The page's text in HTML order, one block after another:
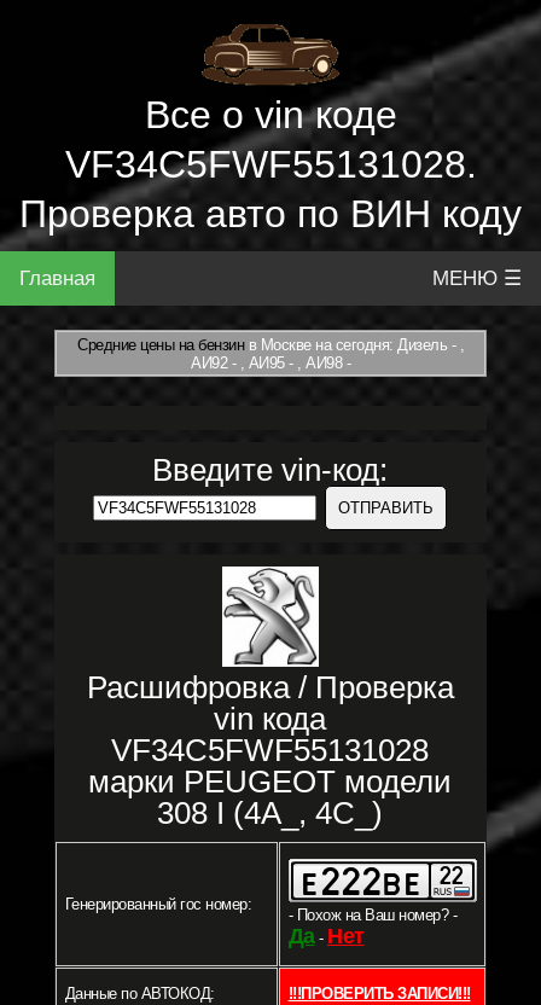
Все о vin коде
VF34C5FWF55131028.
Проверка авто по ВИН коду
Главная МЕНЮ ☰
Средние цены на бензинв Москве на сегодня: Дизель - ,
АИ92 - , АИ95 - , АИ98 -
Введите vin-код:
Расшифровка / Проверка
vin кода
VF34C5FWF55131028
марки PEUGEOT модели
308 I (4A_, 4C_)
Генерированный гос номер:
- Похож на Ваш номер? -
Да- Нет
Данные по АВТОКОД: !!!ПРОВЕРИТЬ ЗАПИСИ!!!